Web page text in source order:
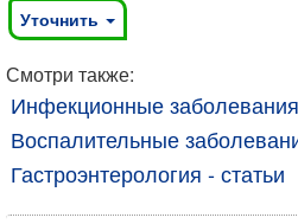
Уточнить
Смотри также:
Инфекционные
Воспалительные
Гастроэнтерология - статьи